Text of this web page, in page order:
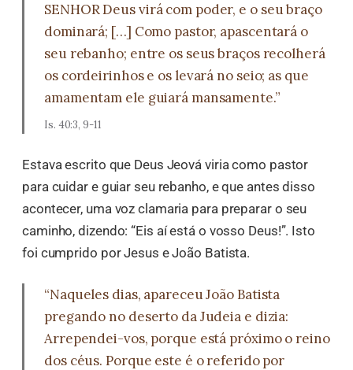
SENHOR Deus virá com poder, e o seu braço
dominará; […] Como pastor, apascentará o
seu rebanho; entre os seus braços recolherá
os cordeirinhos e os levará no seio; as que
amamentam ele guiará mansamente.”
Is. 40:3, 9-11
Estava escrito que Deus Jeová viria como pastor
para cuidar e guiar seu rebanho, e que antes disso
acontecer, uma voz clamaria para preparar o seu
caminho, dizendo: “Eis aí está o vosso Deus!”. Isto
foi cumprido por Jesus e João Batista.
“Naqueles dias, apareceu João Batista
pregando no deserto da Judeia e dizia:
Arrependei-vos, porque está próximo o reino
dos céus. Porque este é o referido por